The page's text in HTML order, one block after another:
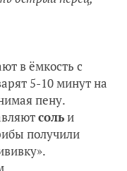
в ёмкость с
5-10 минут на
пену.
сольи
получили